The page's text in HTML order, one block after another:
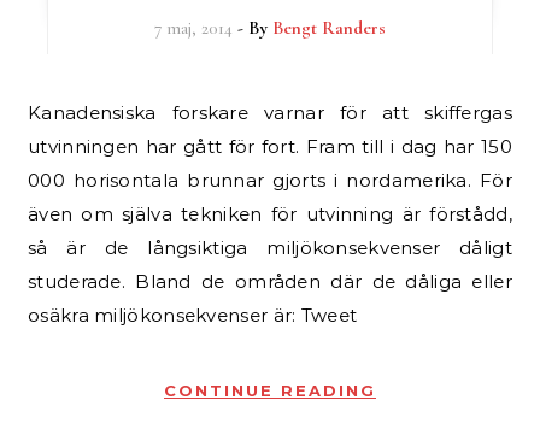
7 maj, 2014 - By Bengt Randers
Kanadensiska forskare varnar för att skiffergas
utvinningen har gått för fort. Fram till i dag har 150
000 horisontala brunnar gjorts i nordamerika. För
även om själva tekniken för utvinning är förstådd,
så är de långsiktiga miljökonsekvenser dåligt
studerade. Bland de områden där de dåliga eller
osäkra miljökonsekvenser är: Tweet
CONTINUE READING